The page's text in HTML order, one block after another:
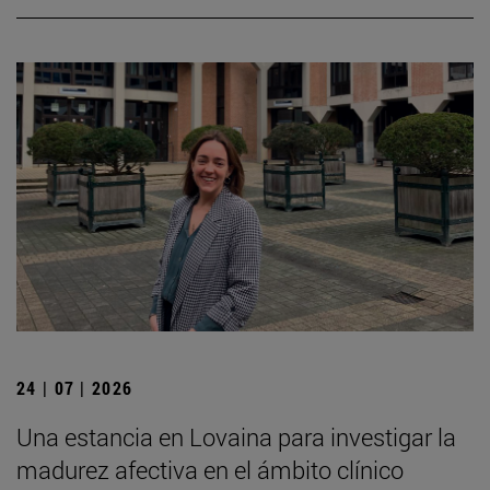
24 | 07 | 2026
Una estancia en Lovaina para investigar la
madurez afectiva en el ámbito clínico